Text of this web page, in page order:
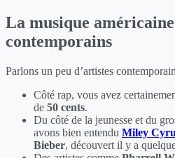
La musique
contemporains
Parlons un peu d’artistes
Côté rap, vous avez
de 50 cents.
Du côté de la jeunesse et du
avons bien entendu Miley
Bieber, découvert il y a